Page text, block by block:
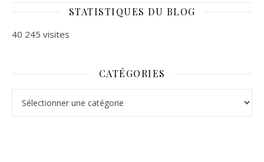
STATISTIQUES DU BLOG
40 245 visites
CATÉGORIES